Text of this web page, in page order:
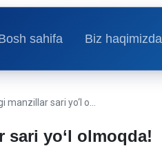
sahifa Biz haqimizda
sari yo‘l o…
sari yo‘l olmoqda!